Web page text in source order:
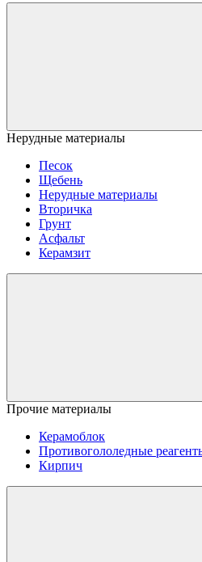
Нерудные материалы
Песок
Щебень
Нерудные материалы
Вторичка
Грунт
Асфальт
Керамзит
Прочие материалы
Керамоблок
Противогололедные
Кирпич